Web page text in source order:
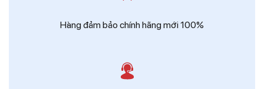
Hàng đảm bảo chính hãng mới 100%